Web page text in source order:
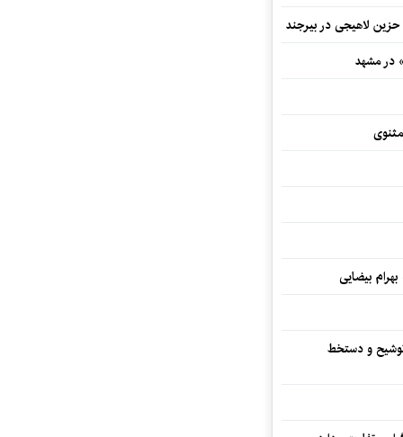
لاهیجی در بیرجند
در مشهد
بیضایی
و دستخط